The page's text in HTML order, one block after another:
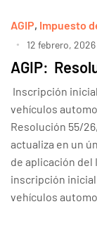
AGIP, Impuesto
12 febrero, 2026
AGIP:
Inscripción
vehículos
Resolución 55/
actualiza en un
de aplicación del
inscripción
vehículos